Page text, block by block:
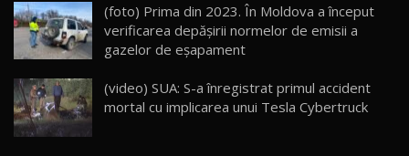
25
mai Exclusiv și Puternic Defender Testat în
Moldova
32:21
26
AutoBlog.MD
10:57
(foto) Prima din 2023. În Moldova a început
verificarea depășirii normelor de emisii a
gazelor de eșapament
(video) SUA: S-a înregistrat primul accident
mortal cu implicarea unui Tesla Cybertruck